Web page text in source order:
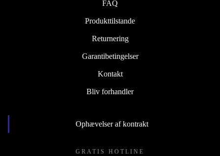
FAQ
Produkttilstande
Returnering
Garantibetingelser
Kontakt
Bliv forhandler
Ophævelser af kontrakt
GRATIS HOTLINE